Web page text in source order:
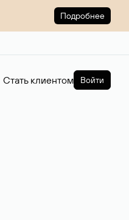
Подробнее
Стать клиентом Войти